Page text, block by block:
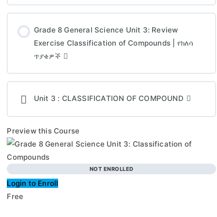
Grade 8 General Science Unit 3: Review
Exercise Classification of Compounds | የክለሳ
ጥያቄዎች
Unit 3 : CLASSIFICATION OF COMPOUND
Preview this Course
NOT ENROLLED
Login to Enroll
Free